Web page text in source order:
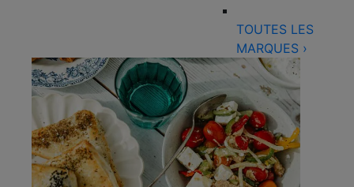
TOUTES LES
MARQUES ›